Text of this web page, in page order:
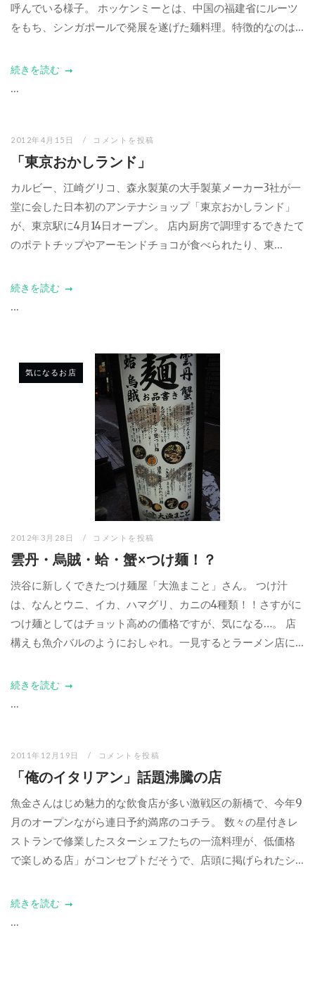
呼んでいる様子。 ホッケンミーとは、中国の福建省にルーツ
をもち、シンガポールで発展を遂げた麺料理。特徴的なのは...
続きを読む
...
2012年4月15日 コメントを投稿
「東京おかしランド」
カルビー、江崎グリコ、森永製菓の大手製菓メーカー3社が一
堂に会した日本初のアンテナショップ「東京おかしランド」
が、東京駅に4月14日オープン。 店内厨房で調理するできたて
のポテトチップやアーモンドチョコが食べられたり、東...
続きを読む
...
気になるお店
2012年3月28日 コメントを投稿
雲丹・烏賊・蛤・蟹×つけ麺！？
渋谷に新しくできたつけ麺屋「大漁まこと」さん。 つけ汁
は、なんとウニ、イカ、ハマグリ、カニの4種類！！さすがに
つけ麺としてはチョット高めの価格ですが、気になる…。 店
構えも魚介バルのようにおしゃれ。一見するとラーメン店に...
続きを読む
...
2011年12月19日 コメントを投稿
「俺のイタリアン」話題沸騰の店
魚金さんはじめ魅力的な飲食店が多い激戦区の新橋で、今年9
月のオープンながら連日予約満席のコチラ。 数々の星付きレ
ストランで修業したスターシェフたちの一流料理が、低価格
で楽しめる店」がコンセプトだそうで、店頭に掲げられたシ...
続きを読む
...